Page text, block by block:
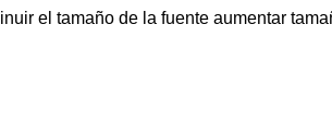
el tamaño de la fuente aumentar